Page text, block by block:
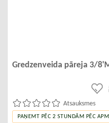
Gredzenveida pāreja 3/
Atsauksmes
PAŅEMT PĒC 2 STUNDĀM PĒC